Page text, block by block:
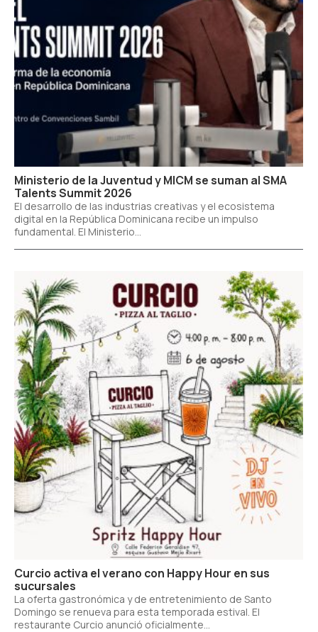
Ministerio de la Juventud y MICM se suman al SMA
Talents Summit 2026
El desarrollo de las industrias creativas y el ecosistema
digital en la República Dominicana recibe un impulso
fundamental. El Ministerio...
Curcio activa el verano con Happy Hour en sus
sucursales
La oferta gastronómica y de entretenimiento de Santo
Domingo se renueva para esta temporada estival. El
restaurante Curcio anunció oficialmente...